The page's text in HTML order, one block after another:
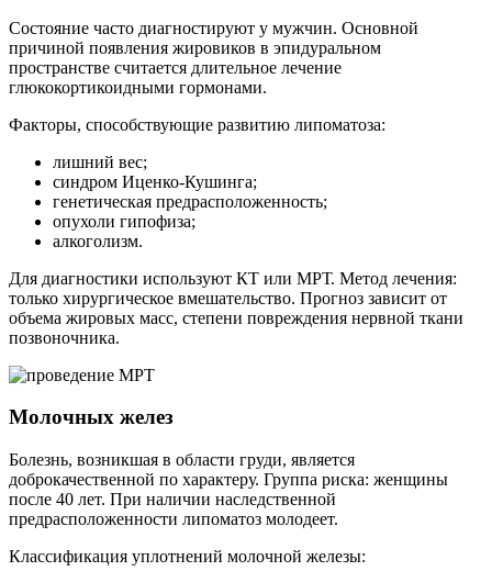
Состояние часто диагностируют у мужчин. Основной
причиной появления жировиков в эпидуральном
пространстве считается длительное лечение
глюкокортикоидными гормонами.
Факторы, способствующие развитию липоматоза:
лишний вес;
синдром Иценко-Кушинга;
генетическая предрасположенность;
опухоли гипофиза;
алкоголизм.
Для диагностики используют КТ или МРТ. Метод лечения:
только хирургическое вмешательство. Прогноз зависит от
объема жировых масс, степени повреждения нервной ткани
позвоночника.
Молочных желез
Болезнь, возникшая в области груди, является
доброкачественной по характеру. Группа риска: женщины
после 40 лет. При наличии наследственной
предрасположенности липоматоз молодеет.
Классификация уплотнений молочной железы: